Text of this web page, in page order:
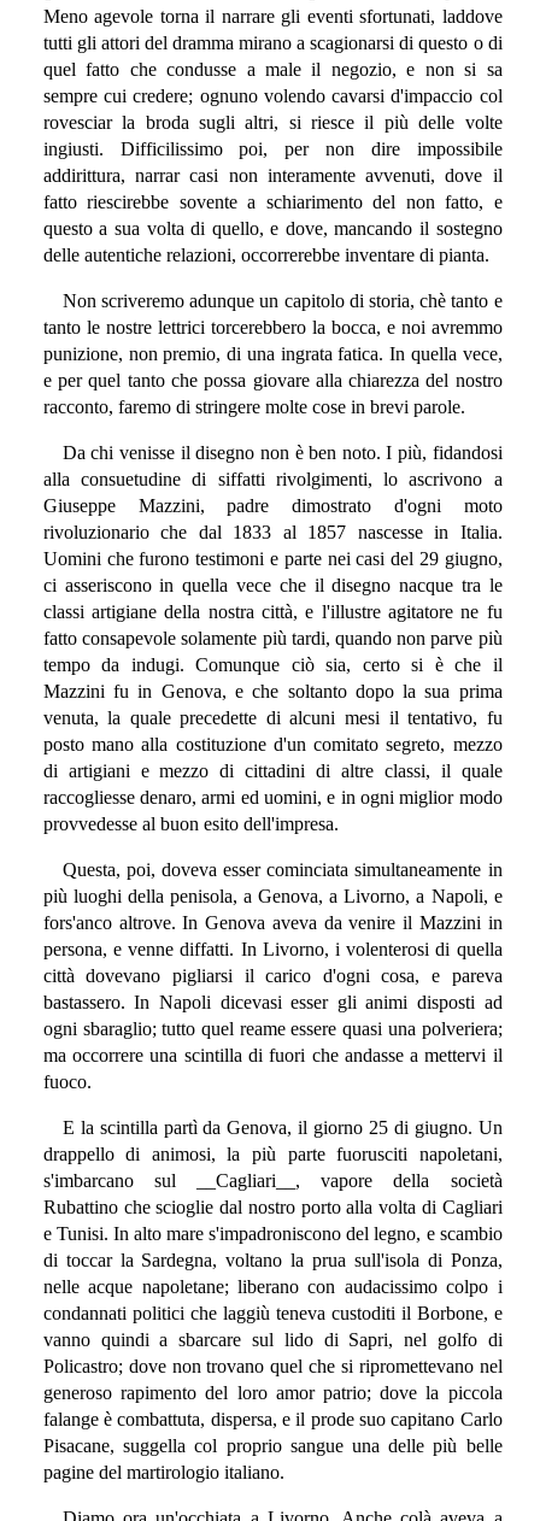
Meno agevole torna il narrare gli eventi sfortunati, laddove
tutti gli attori del dramma mirano a scagionarsi di questo o di
quel fatto che condusse a male il negozio, e non si sa
sempre cui credere; ognuno volendo cavarsi d'impaccio col
rovesciar la broda sugli altri, si riesce il più delle volte
ingiusti. Difficilissimo poi, per non dire impossibile
addirittura, narrar casi non interamente avvenuti, dove il
fatto riescirebbe sovente a schiarimento del non fatto, e
questo a sua volta di quello, e dove, mancando il sostegno
delle autentiche relazioni, occorrerebbe inventare di pianta.
Non scriveremo adunque un capitolo di storia, chè tanto e
tanto le nostre lettrici torcerebbero la bocca, e noi avremmo
punizione, non premio, di una ingrata fatica. In quella vece,
e per quel tanto che possa giovare alla chiarezza del nostro
racconto, faremo di stringere molte cose in brevi parole.
Da chi venisse il disegno non è ben noto. I più, fidandosi
alla consuetudine di siffatti rivolgimenti, lo ascrivono a
Giuseppe Mazzini, padre dimostrato d'ogni moto
rivoluzionario che dal 1833 al 1857 nascesse in Italia.
Uomini che furono testimoni e parte nei casi del 29 giugno,
ci asseriscono in quella vece che il disegno nacque tra le
classi artigiane della nostra città, e l'illustre agitatore ne fu
fatto consapevole solamente più tardi, quando non parve più
tempo da indugi. Comunque ciò sia, certo si è che il
Mazzini fu in Genova, e che soltanto dopo la sua prima
venuta, la quale precedette di alcuni mesi il tentativo, fu
posto mano alla costituzione d'un comitato segreto, mezzo
di artigiani e mezzo di cittadini di altre classi, il quale
raccogliesse denaro, armi ed uomini, e in ogni miglior modo
provvedesse al buon esito dell'impresa.
Questa, poi, doveva esser cominciata simultaneamente in
più luoghi della penisola, a Genova, a Livorno, a Napoli, e
fors'anco altrove. In Genova aveva da venire il Mazzini in
persona, e venne diffatti. In Livorno, i volenterosi di quella
città dovevano pigliarsi il carico d'ogni cosa, e pareva
bastassero. In Napoli dicevasi esser gli animi disposti ad
ogni sbaraglio; tutto quel reame essere quasi una polveriera;
ma occorrere una scintilla di fuori che andasse a mettervi il
fuoco.
E la scintilla partì da Genova, il giorno 25 di giugno. Un
drappello di animosi, la più parte fuorusciti napoletani,
s'imbarcano sul __Cagliari__, vapore della società
Rubattino che scioglie dal nostro porto alla volta di Cagliari
e Tunisi. In alto mare s'impadroniscono del legno, e scambio
di toccar la Sardegna, voltano la prua sull'isola di Ponza,
nelle acque napoletane; liberano con audacissimo colpo i
condannati politici che laggiù teneva custoditi il Borbone, e
vanno quindi a sbarcare sul lido di Sapri, nel golfo di
Policastro; dove non trovano quel che si ripromettevano nel
generoso rapimento del loro amor patrio; dove la piccola
falange è combattuta, dispersa, e il prode suo capitano Carlo
Pisacane, suggella col proprio sangue una delle più belle
pagine del martirologio italiano.